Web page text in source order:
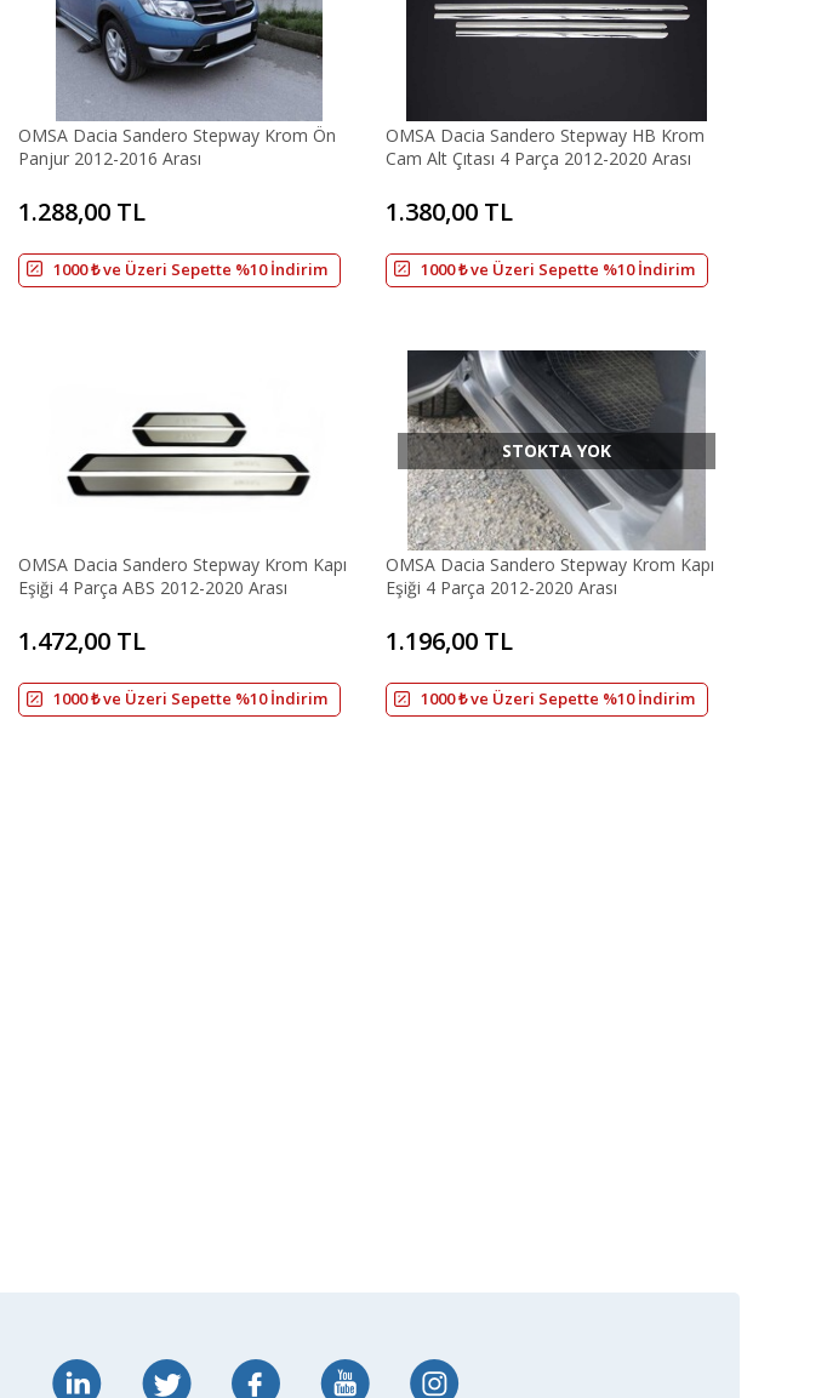
OMSA Dacia Sandero Stepway Krom Ön
Panjur 2012-2016 Arası
1.288,00 TL
1000 ₺ ve Üzeri Sepette %10 İndirim
OMSA Dacia Sandero Stepway HB Krom
Cam Alt Çıtası 4 Parça 2012-2020 Arası
1.380,00 TL
1000 ₺ ve Üzeri Sepette %10 İndirim
OMSA Dacia Sandero Stepway Krom Kapı
Eşiği 4 Parça ABS 2012-2020 Arası
1.472,00 TL
1000 ₺ ve Üzeri Sepette %10 İndirim
STOKTA YOK
OMSA Dacia Sandero Stepway Krom Kapı
Eşiği 4 Parça 2012-2020 Arası
1.196,00 TL
1000 ₺ ve Üzeri Sepette %10 İndirim